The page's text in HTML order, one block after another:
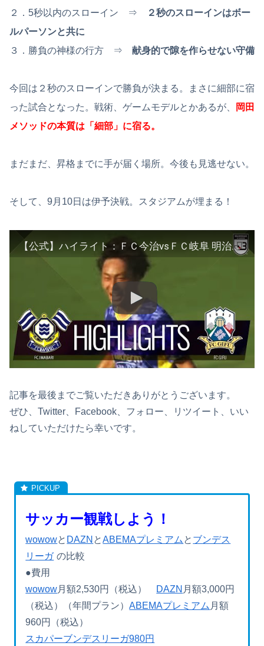
２．5秒以内のスローイン ⇒
２秒のスローインはボー
ルパーソンと共に
３．勝負の神様の行方 ⇒ 献身的で隙を作らせない守備
今回は２秒のスローインで勝負が決まる。まさに細部に宿
った試合となった。戦術、ゲームモデルとかあるが、
岡田
メソッドの本質は「細部」に宿る。
まだまだ、昇格までに手が届く場所。今後も見逃せない。
そして、9月10日は伊予決戦。スタジアムが埋まる！
【公式】ハイライト：ＦＣ今治vsＦＣ岐阜 明治安田生命Ｊ３リーグ 第20節 2022/8/14
記事を最後までご覧いただきありがとうございます。
ぜひ、Twitter、Facebook、フォロー、リツイート、いい
ねしていただけたら幸いです。
サッカー観戦しよう！
wowowと DAZN とABEMAプレミアム と ブンデス
リーガ の比較
●費用
wowow月額2,530円（税込） DAZN 月額3,000円
（税込）（年間プラン）ABEMAプレミアム 月額
960円（税込）
スカパーブンデスリーガ980円